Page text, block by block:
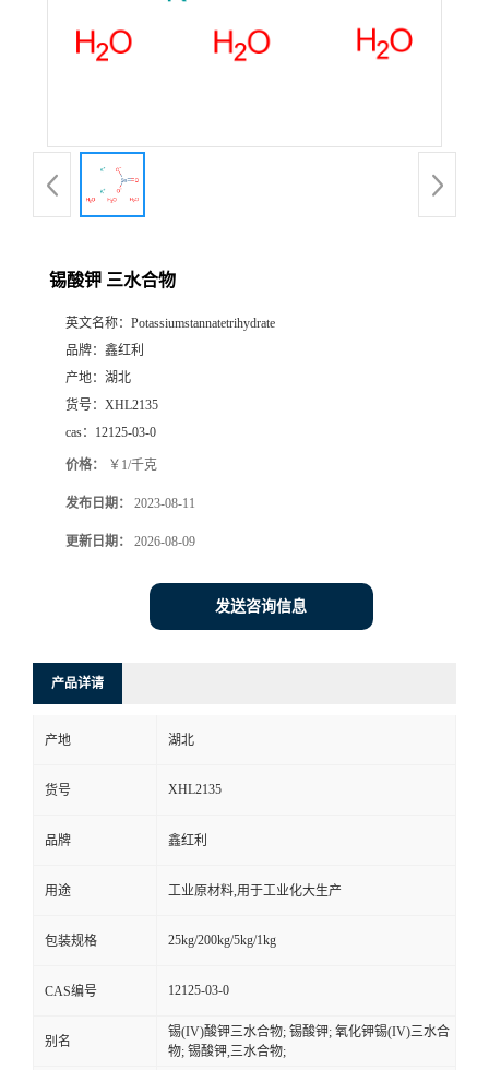
锡酸钾 三水合物
英文名称： Potassiumstannatetrihydrate
品牌： 鑫红利
产地： 湖北
货号： XHL2135
cas： 12125-03-0
价格： ￥1/千克
发布日期： 2023-08-11
更新日期： 2026-08-09
发送咨询信息
产品详请
产地 湖北
货号 XHL2135
品牌 鑫红利
用途 工业原材料,用于工业化大生产
包装规格 25kg/200kg/5kg/1kg
CAS编号 12125-03-0
别名
锡(IV)酸钾三水合物; 锡酸钾; 氧化钾锡(IV)三水合
物; 锡酸钾,三水合物;